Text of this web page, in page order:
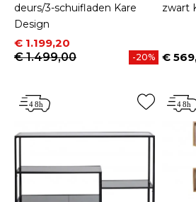
deurs/3-schuifladen Kare
Design
Prijs
€ 1.199,20
Normale prijs
€ 1.499,00
-20%
zwart
Prijs
€